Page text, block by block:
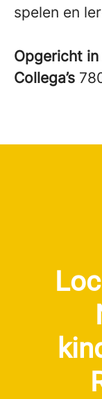
spelen en
Opgericht in
Collega’s